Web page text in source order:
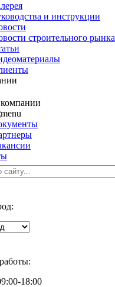
и инструкции
строительного рынка
18:00